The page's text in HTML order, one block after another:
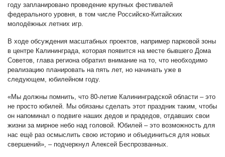
году запланировано проведение крупных фестивалей
федерального уровня, в том числе Российско-Китайских
молодёжных летних игр.
В ходе обсуждения масштабных проектов, например парковой зоны
в центре Калининграда, которая появится на месте бывшего Дома
Советов, глава региона обратил внимание на то, что необходимо
реализацию планировать на пять лет, но начинать уже в
следующем, юбилейном году.
«Мы должны помнить, что 80-летие Калининградской области – это
не просто юбилей. Мы обязаны сделать этот праздник таким, чтобы
он напоминал о подвиге наших дедов и прадедов, отдавших свои
жизни за мирное небо над головой. Юбилей – это возможность для
нас ещё раз осмыслить свою историю и объединиться для новых
свершений», – подчеркнул Алексей Беспрозванных.